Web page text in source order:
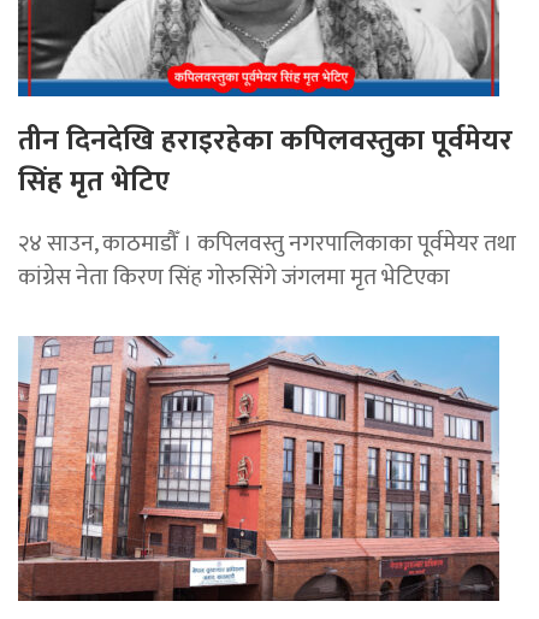
तीन दिनदेखि हराइरहेका कपिलवस्तुका पूर्वमेयर
सिंह मृत भेटिए
२४ साउन, काठमाडौँ । कपिलवस्तु नगरपालिकाका पूर्वमेयर तथा
कांग्रेस नेता किरण सिंह गोरुसिंगे जंगलमा मृत भेटिएका